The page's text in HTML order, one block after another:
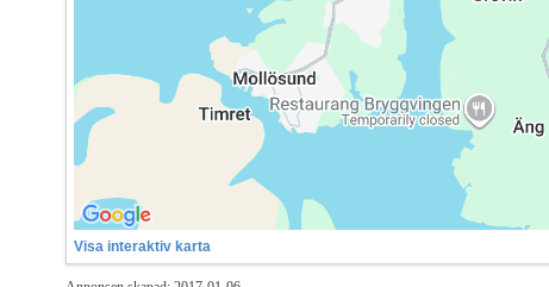
Visa interaktiv karta